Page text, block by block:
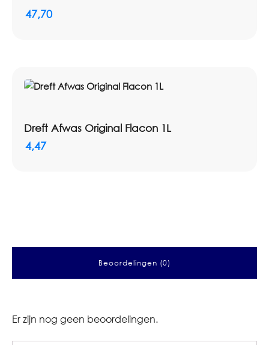
47,70
Dreft Afwas Original Flacon 1L
4,47
Beoordelingen (0)
Er zijn nog geen beoordelingen.